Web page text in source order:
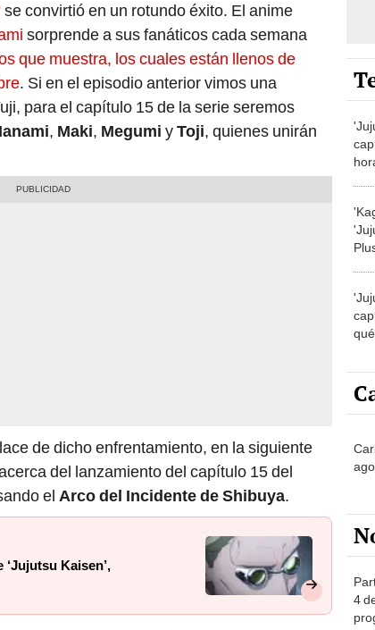
se convirtió en un rotundo éxito. El anime
sorprende a sus fanáticos cada semana
que muestra, los cuales están llenos de
. Si en el episodio anterior vimos una
para el capítulo 15 de la serie seremos
, Maki, Megumi yToji, quienes unirán
de dicho enfrentamiento, en la siguiente
del lanzamiento del capítulo 15 del
el Arco del Incidente de Shibuya.
Kaisen’,
4